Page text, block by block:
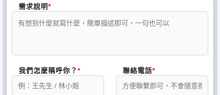
需求說明
我們怎麼稱呼你？ 聯絡電話